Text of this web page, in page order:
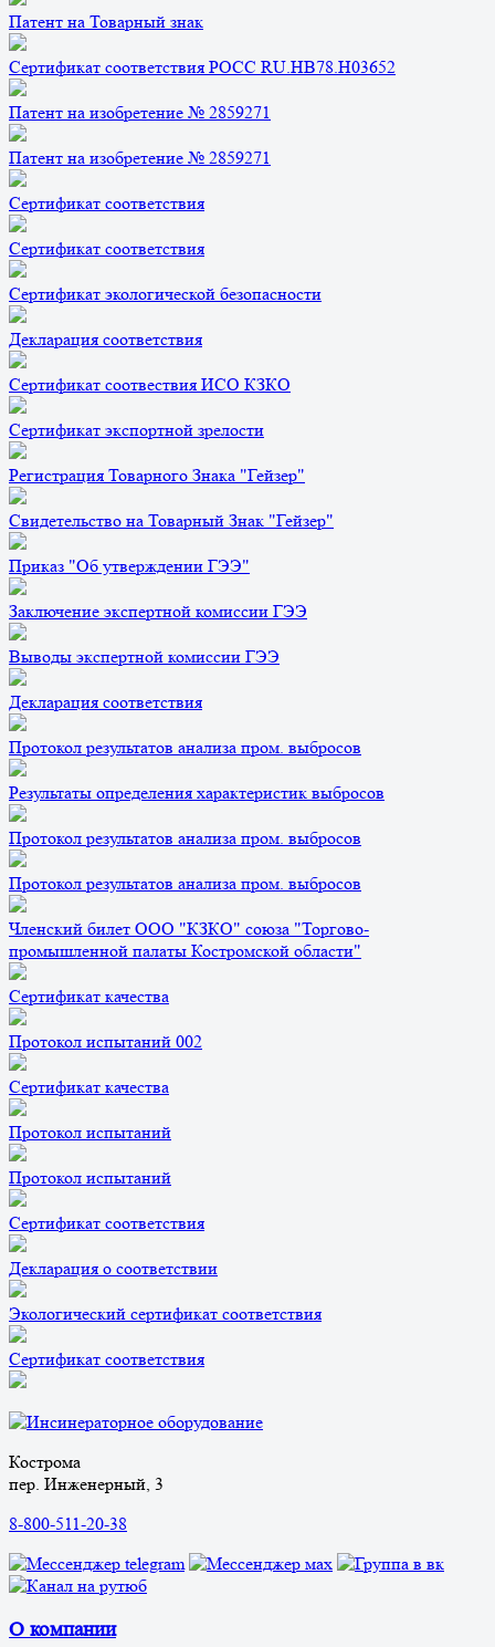
Патент на Товарный знак
Сертификат соответствия РОСС RU.HB78.H03652
Патент на изобретение № 2859271
Патент на изобретение № 2859271
Сертификат соответствия
Сертификат соответствия
Сертификат экологической безопасности
Декларация соответствия
Сертификат соотвествия ИСО КЗКО
Сертификат экспортной зрелости
Регистрация Товарного Знака "Гейзер"
Свидетельство на Товарный Знак "Гейзер"
Приказ "Об утверждении ГЭЭ"
Заключение экспертной комиссии ГЭЭ
Выводы экспертной комиссии ГЭЭ
Декларация соответствия
Протокол результатов анализа пром. выбросов
Результаты определения характеристик выбросов
Протокол результатов анализа пром. выбросов
Протокол результатов анализа пром. выбросов
Членский билет ООО "КЗКО" союза "Торгово-
промышленной палаты Костромской области"
Сертификат качества
Протокол испытаний 002
Сертификат качества
Протокол испытаний
Протокол испытаний
Сертификат соответствия
Декларация о соответствии
Экологический сертификат соответствия
Cертификат соответствия
Кострома
пер. Инженерный, 3
8-800-511-20-38
О компании